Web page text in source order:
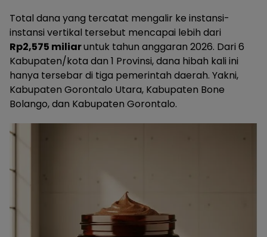
Total dana yang tercatat mengalir ke instansi-
instansi vertikal tersebut mencapai lebih dari
Rp2,575 miliaruntuk tahun anggaran 2026. Dari 6
Kabupaten/kota dan 1 Provinsi, dana hibah kali ini
hanya tersebar di tiga pemerintah daerah. Yakni,
Kabupaten Gorontalo Utara, Kabupaten Bone
Bolango, dan Kabupaten Gorontalo.